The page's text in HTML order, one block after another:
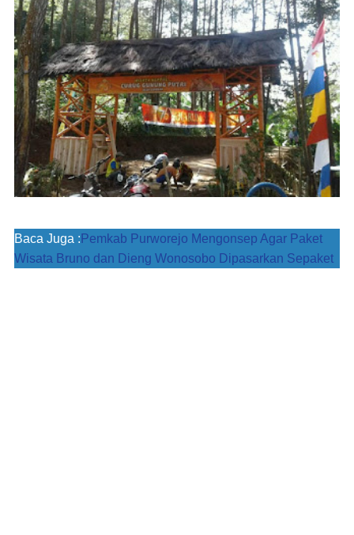
Baca Juga : Pemkab Purworejo Mengonsep Agar Paket
Wisata Bruno dan Dieng Wonosobo Dipasarkan Sepaket